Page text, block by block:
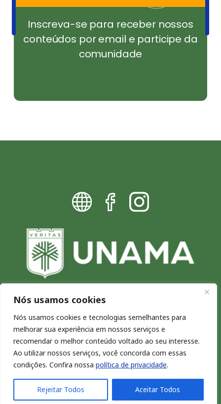
Nós usamos cookies
Nós usamos cookies e tecnologias semelhantes para
melhorar sua experiência em nossos serviços e
recomendar o melhor conteúdo voltado ao seu interesse.
Ao utilizar nossos serviços, você concorda com essas
condições. Confira nossa política de privacidade.
Rejeitar Todos Aceitar Todos
Inscreva-se para receber nossos
conteúdos por email e participe da
comunidade
Blog da UNAMA - Excelência por
natureza
Copyright © 2026. Todos os direitos reservados.